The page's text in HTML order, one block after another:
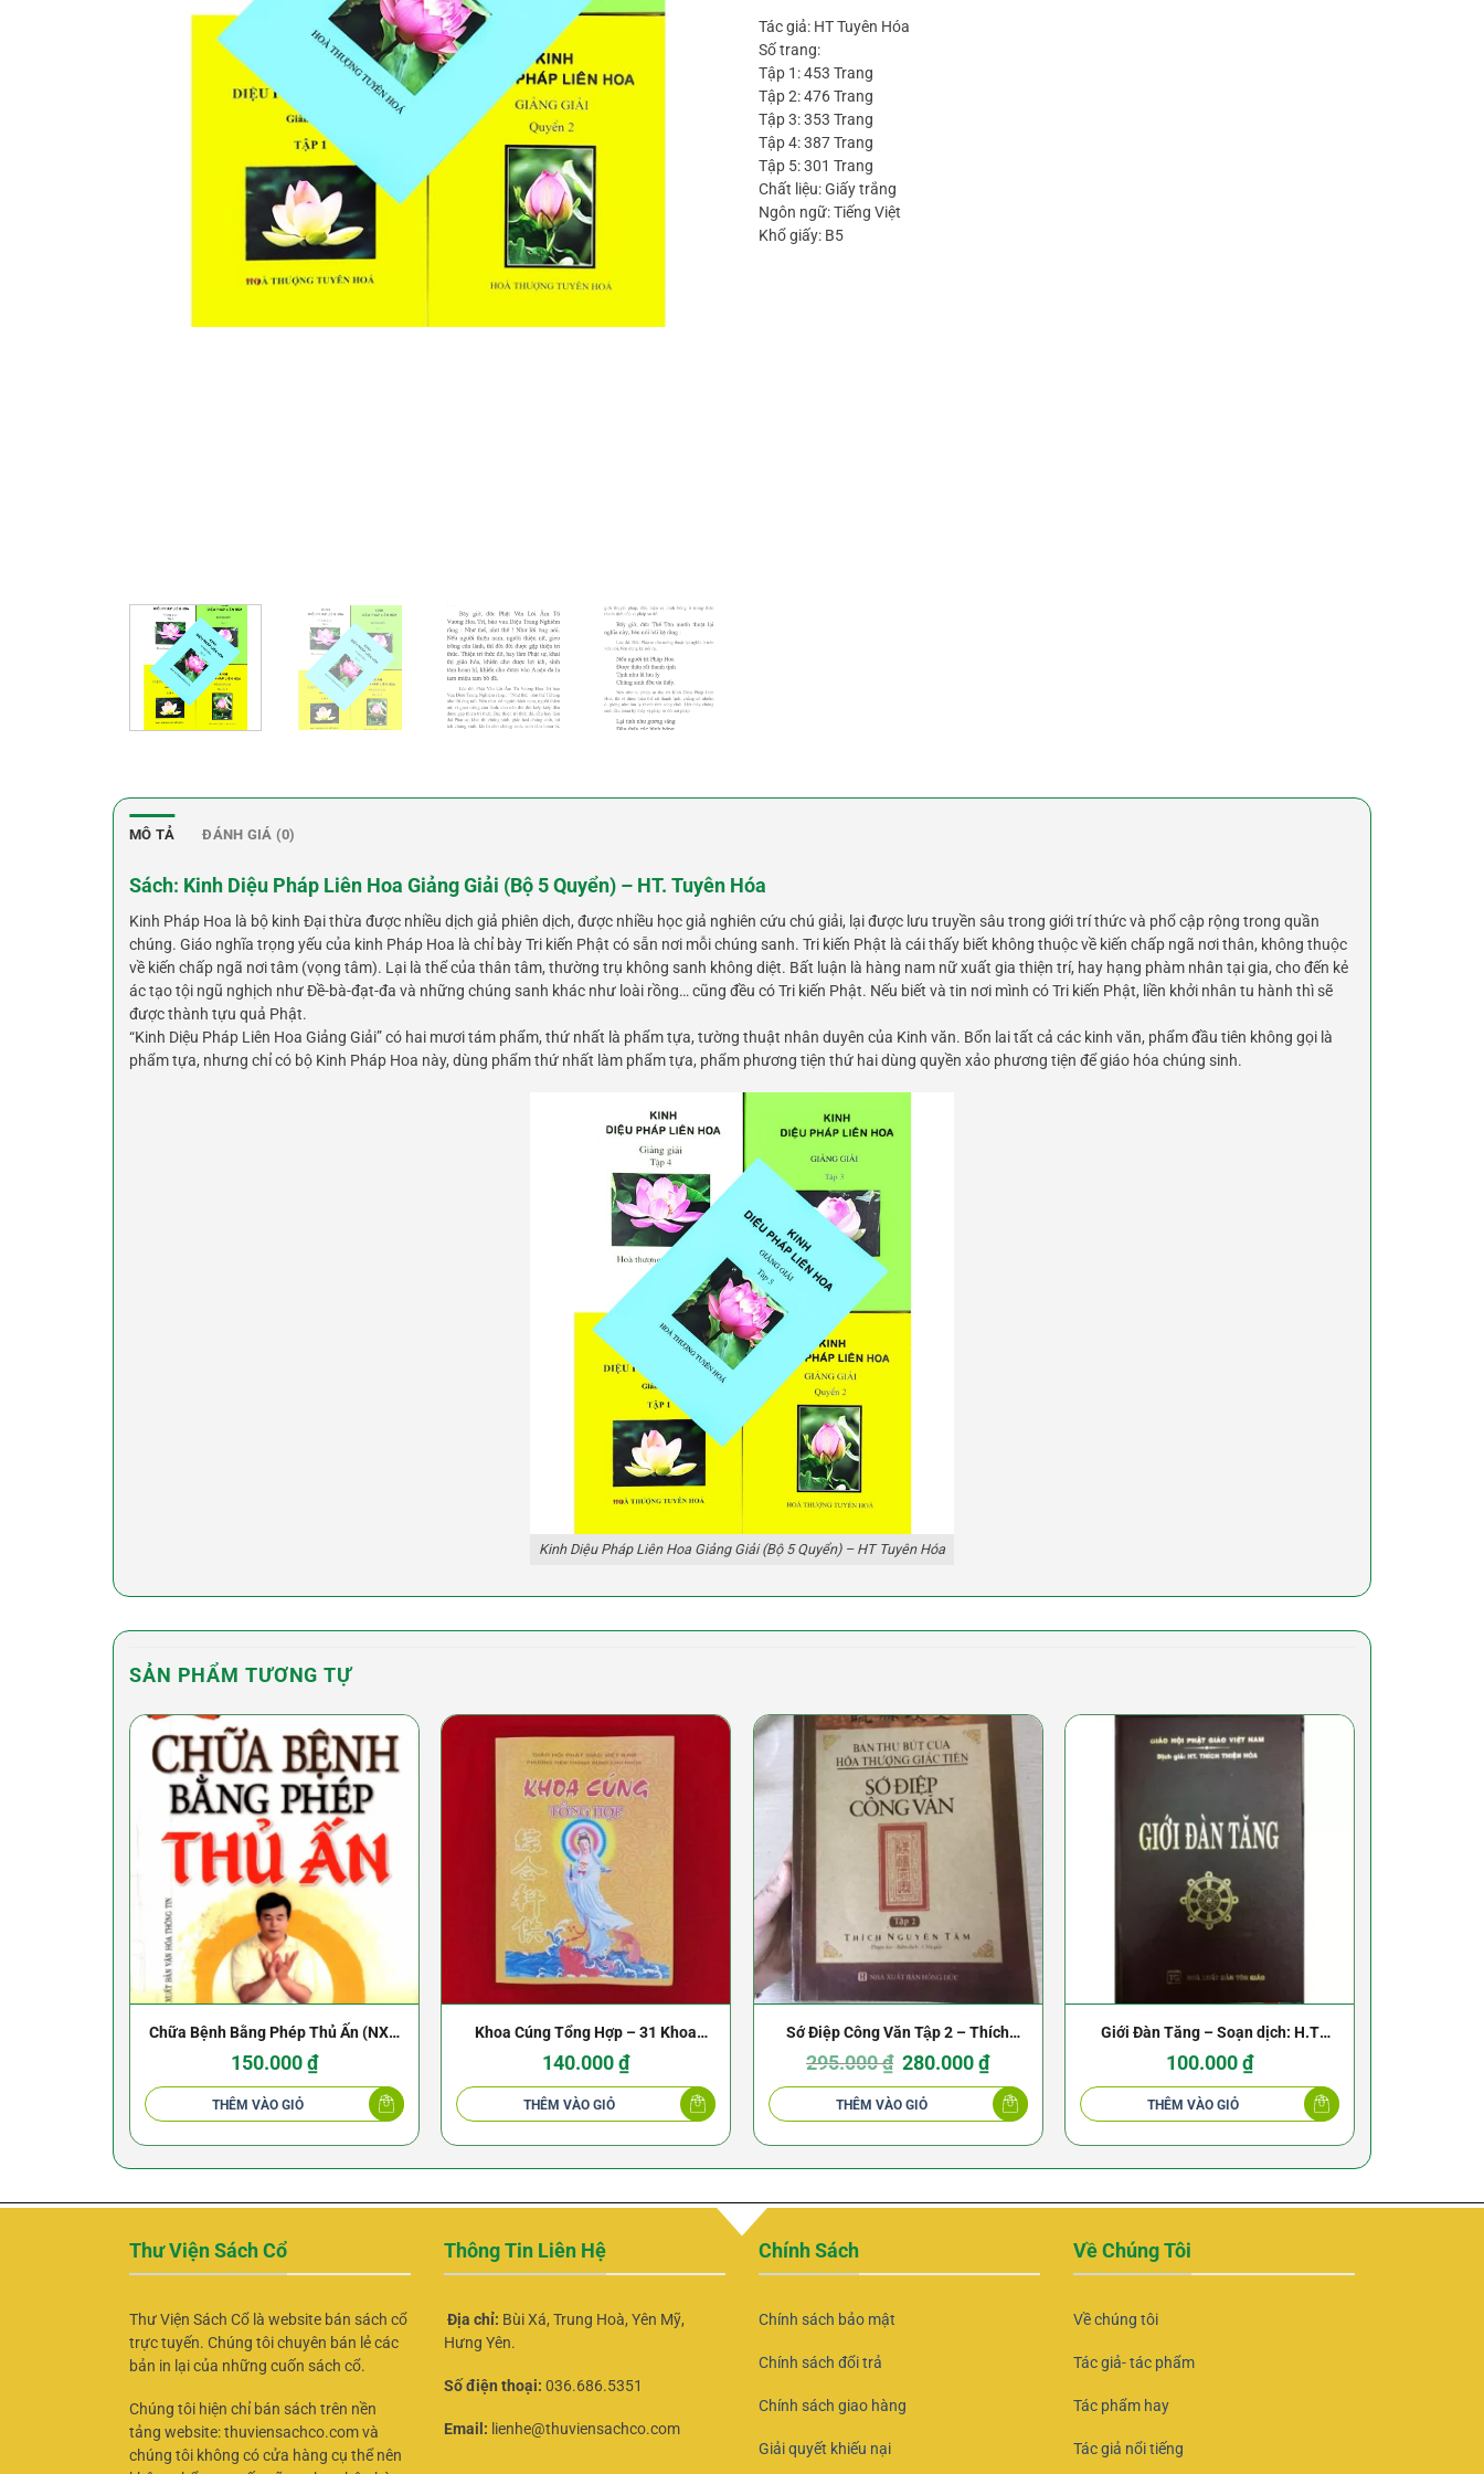
Tác giả: HT Tuyên Hóa
Số trang:
Tập 1: 453 Trang
Tập 2: 476 Trang
Tập 3: 353 Trang
Tập 4: 387 Trang
Tập 5: 301 Trang
Chất liệu: Giấy trắng
Ngôn ngữ: Tiếng Việt
Khổ giấy: B5
MÔ TẢ ĐÁNH GIÁ (0)
Sách: Kinh Diệu Pháp Liên Hoa Giảng Giải (Bộ 5 Quyển) – HT. Tuyên Hóa
Kinh Pháp Hoa là bộ kinh Đại thừa được nhiều dịch giả phiên dịch, được nhiều học giả nghiên cứu chú giải, lại được lưu truyền sâu trong giới trí thức và phổ cập rộng trong quần
chúng. Giáo nghĩa trọng yếu của kinh Pháp Hoa là chỉ bày Tri kiến Phật có sẵn nơi mỗi chúng sanh. Tri kiến Phật là cái thấy biết không thuộc về kiến chấp ngã nơi thân, không thuộc
về kiến chấp ngã nơi tâm (vọng tâm). Lại là thể của thân tâm, thường trụ không sanh không diệt. Bất luận là hàng nam nữ xuất gia thiện trí, hay hạng phàm nhân tại gia, cho đến kẻ
ác tạo tội ngũ nghịch như Đề-bà-đạt-đa và những chúng sanh khác như loài rồng… cũng đều có Tri kiến Phật. Nếu biết và tin nơi mình có Tri kiến Phật, liền khởi nhân tu hành thì sẽ
được thành tựu quả Phật.
“Kinh Diệu Pháp Liên Hoa Giảng Giải” có hai mươi tám phẩm, thứ nhất là phẩm tựa, tường thuật nhân duyên của Kinh văn. Bổn lai tất cả các kinh văn, phẩm đầu tiên không gọi là
phẩm tựa, nhưng chỉ có bộ Kinh Pháp Hoa này, dùng phẩm thứ nhất làm phẩm tựa, phẩm phương tiện thứ hai dùng quyền xảo phương tiện để giáo hóa chúng sinh.
Kinh Diệu Pháp Liên Hoa Giảng Giải (Bộ 5 Quyển) – HT Tuyên Hóa
SẢN PHẨM TƯƠNG TỰ
Chữa Bệnh Bằng Phép Thủ Ấn (NXB
Văn Hóa Thông Tin 2012) – Gertrude
Hirschi
150.000₫
THÊM VÀO GIỎ
Khoa Cúng Tổng Hợp – 31 Khoa
Cúng
140.000₫
THÊM VÀO GIỎ
Sớ Điệp Công Văn Tập 2 – Thích
Nguyên Tâm: Bản Thủ Bút Của Hoà
Thượng Giác Tiên
295.000₫ Giá
gốc
là:
295.000 ₫.
280.000₫Giá
hiện
tại
là:
280.000 ₫.
THÊM VÀO GIỎ
Giới Đàn Tăng – Soạn dịch: H.T
Thích Thiện Hòa
100.000₫
THÊM VÀO GIỎ
Thư Viện Sách Cổ
Thư Viện Sách Cổ là website bán sách cổ
trực tuyến. Chúng tôi chuyên bán lẻ các
bản in lại của những cuốn sách cổ.
Chúng tôi hiện chỉ bán sách trên nền
tảng website: thuviensachco.com và
chúng tôi không có cửa hàng cụ thể nên
Thông Tin Liên Hệ
Địa chỉ: Bùi Xá, Trung Hoà, Yên Mỹ,
Hưng Yên.
Số điện thoại: 036.686.5351
Email: lienhe@thuviensachco.com
Chính Sách
Chính sách bảo mật
Chính sách đổi trả
Chính sách giao hàng
Giải quyết khiếu nại
Về Chúng Tôi
Về chúng tôi
Tác giả- tác phẩm
Tác phẩm hay
Tác giả nổi tiếng